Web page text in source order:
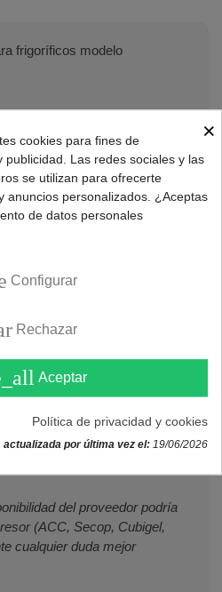
frigoríficos modelo
del compresor:
230V - 44/150Hz
-35ºC / -10ºC
0530055170
del proveedor podría
(ACC, Secop, Cubigel,
cualquier duda mejor
×
cookies para fines de
publicidad. Las redes sociales y las
se utilizan para ofrecerte
anuncios personalizados. ¿Aceptas
de datos personales
Configurar
Rechazar
Aceptar
Política de privacidad y cookies
por última vez el: 19/06/2026